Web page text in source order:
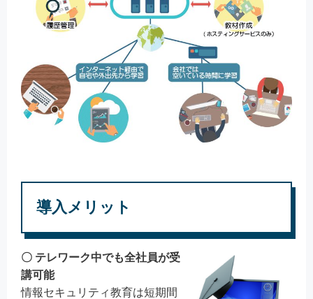
導入メリット
〇 テレワーク中でも全社員が受
講可能
情報セキュリティ教育は短期間